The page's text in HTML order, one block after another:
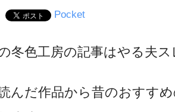
Pocket
冬色工房の記事はやる夫ス
んだ作品から昔のおすす